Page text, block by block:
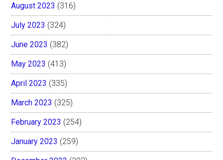
August 2023 (316)
July 2023 (324)
June 2023 (382)
May 2023 (413)
April 2023 (335)
March 2023 (325)
February 2023 (254)
January 2023 (259)